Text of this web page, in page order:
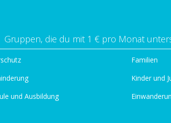
Gruppen, die du mit 1 € pro Monat
und Ausbildung
Familien
Kinder und